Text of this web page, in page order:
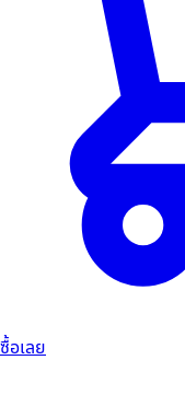
ซื้อเลย